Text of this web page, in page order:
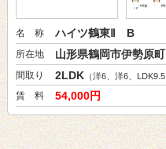
名 称 ハイツ鶴東Ⅱ B
所在地 山形県鶴岡市伊勢原町
間取り 2LDK（洋6、洋6、LDK9.5
賃 料 54,000円